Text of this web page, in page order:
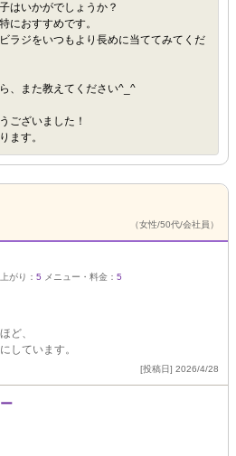
はいかがでしょうか？
におすすめです。
ラジをいつもより長めに当ててみてくだ
、また教えてください^_^
ございました！
ます。
（女性/50代/会社員）
がり： 5 メニュー・料金： 5
ど、
しています。
[投稿日] 2026/4/28